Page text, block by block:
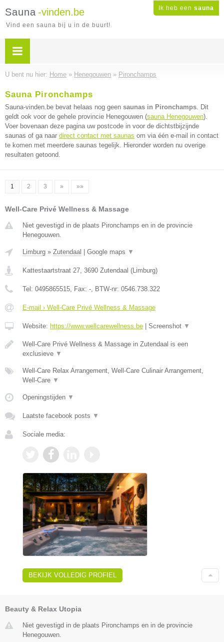
Ik heb een sauna
Sauna -vinden.be
Vind een sauna bij u in de buurt!
U bent nu hier: Home » Henegouwen » Pironchamps
Sauna Pironchamps
Sauna-vinden.be bevat helaas nog geen saunas in Pironchamps. Dit
geldt ook voor de gehele provincie Henegouwen (sauna Henegouwen).
Voer bovenaan deze pagina uw postcode in voor de dichtstbijzijnde
saunas of ga naar direct contact met saunas om via één e-mail in contact
te komen met meerdere saunas tegelijk. Hieronder worden nu overige
resultaten getoond.
1 2 3 » »»
Well-Care Privé Wellness & Massage
Niet gevestigd in de plaats Pironchamps en in de provincie
Henegouwen.
Limburg » Zutendaal Google maps ▼
Kattestaartstraat 27, 3690 Zutendaal (Limburg)
Tel: 0495865515, Fax: -, BTW-nr: 0546.738.322
E-mail › Well-Care Privé Wellness & Massage
Website: https://www.wellcarewellness.be Screenshot ▼
Well-Care Privé Wellness & Massage in Zutendaal is een
exclusieve ▼
Well-Care Relax Arrangement, Well-Care Culinair Arrangement,
Well-Care ▼
Openingstijden ▼
Laatste facebook posts ▼
Sociale media:
BEKIJK VOLLEDIG PROFIEL
Beauty & Relax Utopia
Niet gevestigd in de plaats Pironchamps en in de provincie
Henegouwen.